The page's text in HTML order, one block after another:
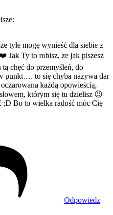
tyle mogę wynieść dla siebie z
Jak Ty to robisz, ze jak piszesz
chęć do przemyśleń, do
punkt…. to się chyba nazywa dar
każdą opowieścią,
którym się tu dzielisz 😉
;D Bo to wielka radość móc Cię
Odpowiedz